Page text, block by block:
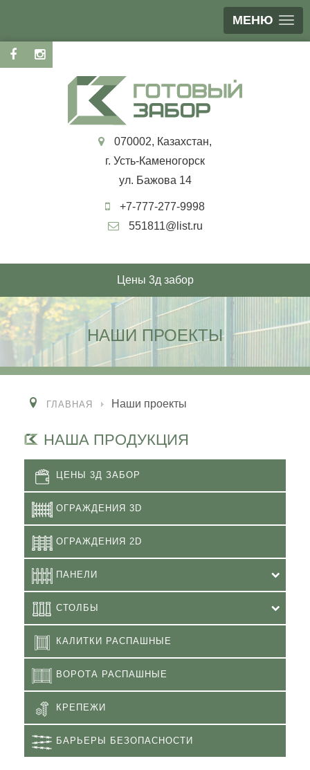
МЕНЮ
070002, Казахстан,
г. Усть-Каменогорск
ул. Бажова 14
+7-777-277-9998
551811@list.ru
Цены 3д забор
НАШИ ПРОЕКТЫ
ГЛАВНАЯ Наши проекты
НАША ПРОДУКЦИЯ
ЦЕНЫ 3Д ЗАБОР
ОГРАЖДЕНИЯ 3D
ОГРАЖДЕНИЯ 2D
ПАНЕЛИ
СТОЛБЫ
КАЛИТКИ РАСПАШНЫЕ
ВОРОТА РАСПАШНЫЕ
КРЕПЕЖИ
БАРЬЕРЫ БЕЗОПАСНОСТИ